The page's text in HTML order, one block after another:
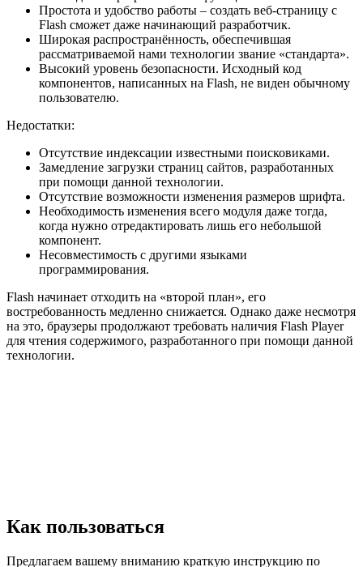
Простота и удобство работы – создать веб-страницу с
Flash сможет даже начинающий разработчик.
Широкая распространённость, обеспечившая
рассматриваемой нами технологии звание «стандарта».
Высокий уровень безопасности. Исходный код
компонентов, написанных на Flash, не виден обычному
пользователю.
Недостатки:
Отсутствие индексации известными поисковиками.
Замедление загрузки страниц сайтов, разработанных
при помощи данной технологии.
Отсутствие возможности изменения размеров шрифта.
Необходимость изменения всего модуля даже тогда,
когда нужно отредактировать лишь его небольшой
компонент.
Несовместимость с другими языками
программирования.
Flash начинает отходить на «второй план», его
востребованность медленно снижается. Однако даже несмотря
на это, браузеры продолжают требовать наличия Flash Player
для чтения содержимого, разработанного при помощи данной
технологии.
Как пользоваться
Предлагаем вашему вниманию краткую инструкцию по